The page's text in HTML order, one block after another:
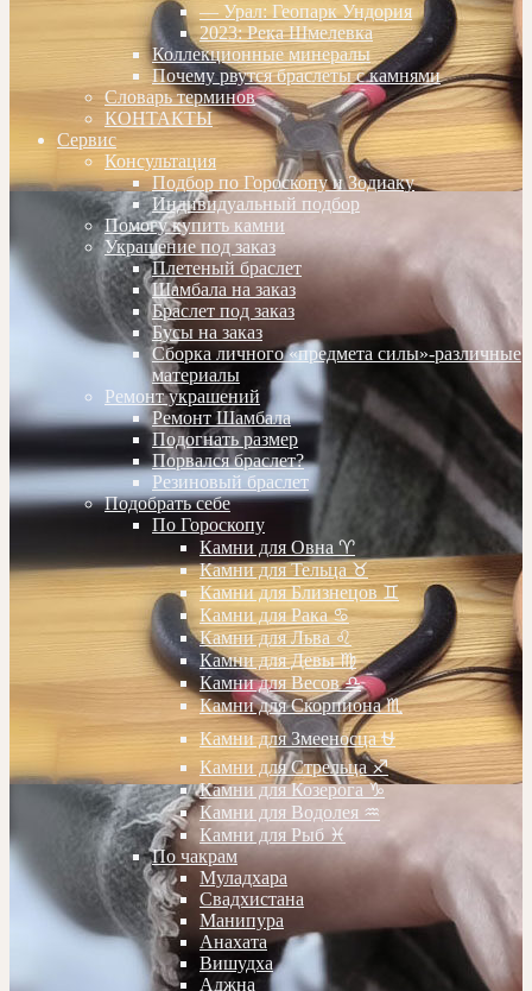
— Урал: Геопарк Ундория
2023: Река Шмелевка
Коллекционные минералы
Почему рвутся браслеты с камнями
Словарь терминов
КОНТАКТЫ
Сервис
Консультация
Подбор по Гороскопу и Зодиаку
Индивидуальный подбор
Помогу купить камни
Украшение под заказ
Плетеный браслет
Шамбала на заказ
Браслет под заказ
Бусы на заказ
Сборка личного «предмета силы»-различные
материалы
Ремонт украшений
Ремонт Шамбала
Подогнать размер
Порвался браслет?
Резиновый браслет
Подобрать себе
По Гороскопу
Камни для Овна ♈️
Камни для Тельца ♉️
Камни для Близнецов ♊️
Камни для Рака ♋️
Камни для Льва ♌️
Камни для Девы ♍️
Камни для Весов ♎️
Камни для Скорпиона ♏️
Камни для Змееносца ⛎
Камни для Стрельца ♐️
Камни для Козерога ♑️
Камни для Водолея ♒️
Камни для Рыб ♓️
По чакрам
Муладхара
Свадхистана
Манипура
Анахата
Вишудха
Аджна